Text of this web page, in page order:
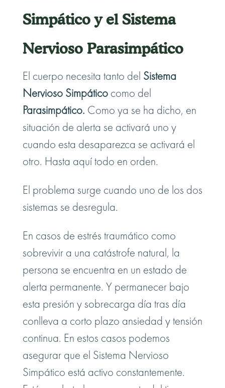
Simpático y el Sistema
Nervioso Parasimpático
El cuerpo necesita tanto del Sistema
Nervioso Simpáticocomo del
Parasimpático. Como ya se ha dicho, en
situación de alerta se activará uno y
cuando esta desaparezca se activará el
otro. Hasta aquí todo en orden.
El problema surge cuando uno de los dos
sistemas se desregula.
En casos de estrés traumático como
sobrevivir a una catástrofe natural, la
persona se encuentra en un estado de
alerta permanente. Y permanecer bajo
esta presión y sobrecarga día tras día
conlleva a corto plazo ansiedad y tensión
continua. En estos casos podemos
asegurar que el Sistema Nervioso
Simpático está activo constantemente.